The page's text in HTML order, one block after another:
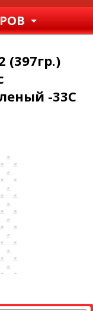
(397гр.)
-33C